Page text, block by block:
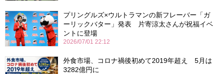
プリングルズ×ウルトラマンの新フレーバー「ガ
ーリックバター」発表 片寄涼太さんが祝福イベ
ントに登場
2026/07/01 22:12
外食市場、コロナ禍後初めて2019年超え 5月は
3282億円に